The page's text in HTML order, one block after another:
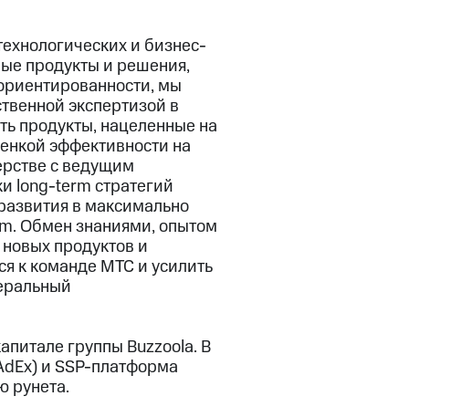
и бизнес-
продукты и решения,
мы
экспертизой в
продукты, нацеленные на
эффективности на
с ведущим
long-term стратегий
в максимально
Обмен знаниями, опытом
продуктов и
к команде МТС и усилить
группы Buzzoola. В
и SSP-платформа
рунета.